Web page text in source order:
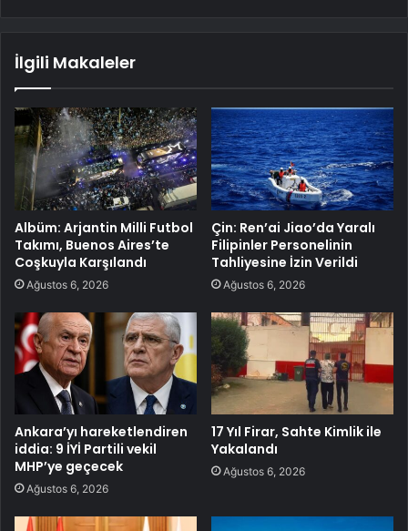
İlgili Makaleler
Albüm: Arjantin Milli Futbol
Takımı, Buenos Aires’te
Coşkuyla Karşılandı
Ağustos 6, 2026
Çin: Ren’ai Jiao’da Yaralı
Filipinler Personelinin
Tahliyesine İzin Verildi
Ağustos 6, 2026
Ankara’yı hareketlendiren
iddia: 9 İYİ Partili vekil
MHP’ye geçecek
Ağustos 6, 2026
17 Yıl Firar, Sahte Kimlik ile
Yakalandı
Ağustos 6, 2026